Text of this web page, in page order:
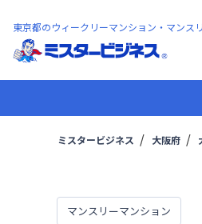
東京都のウィークリーマンション・マンス
ミスタービジネス 大阪府
マンスリーマンション